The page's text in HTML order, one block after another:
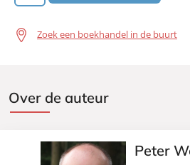
Zoek een boekhandel in de buurt
Over de auteur
Peter